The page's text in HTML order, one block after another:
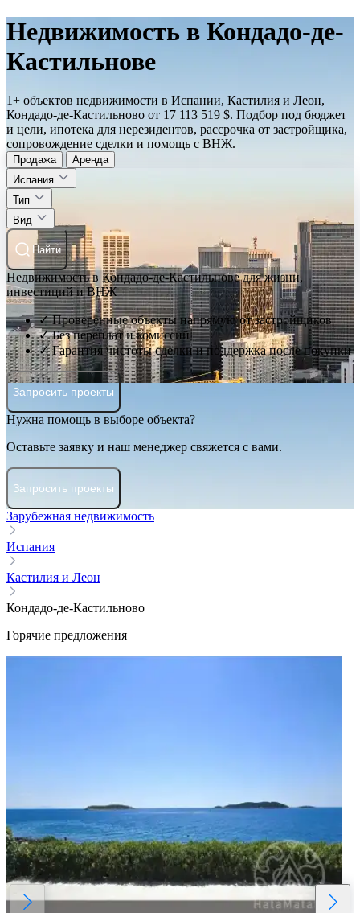
Недвижимость в Кондадо-де-
Кастильнове
1+ объектов недвижимости в Испании, Кастилия и Леон,
Кондадо-де-Кастильново от 17 113 519 $. Подбор под бюджет
и цели, ипотека для нерезидентов, рассрочка от застройщика,
сопровождение сделки и помощь с ВНЖ.
Продажа
Аренда
Испания
Тип
Вид
Найти
Недвижимость в Кондадо-де-Кастильнове для жизни,
инвестиций и ВНЖ
✓ Проверенные объекты напрямую от застройщиков
✓ Без переплат и комиссий
✓ Гарантия чистоты сделки и поддержка после покупки
Запросить проекты
Нужна помощь в выборе объекта?
Оставьте заявку и наш менеджер свяжется с вами.
Запросить проекты
Зарубежная недвижимость
Испания
Кастилия и Леон
Кондадо-де-Кастильново
Горячие предложения